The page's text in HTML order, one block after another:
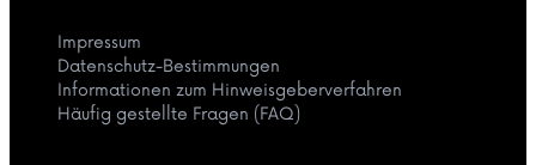
Impressum
Datenschutz-Bestimmungen
Informationen zum Hinweisgeberverfahren
Häufig gestellte Fragen (FAQ)